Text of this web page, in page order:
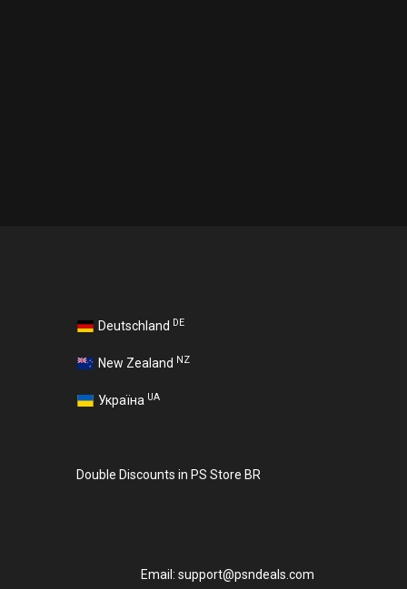
Deutschland DE
New Zealand NZ
Україна UA
Double Discounts in PS Store BR
Email: support@psndeals.com